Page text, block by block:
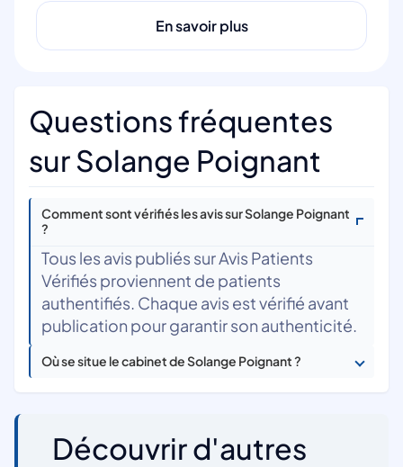
En savoir plus
Questions fréquentes
sur Solange Poignant
Comment sont vérifiés les avis sur Solange Poignant
?
Tous les avis publiés sur Avis Patients
Vérifiés proviennent de patients
authentifiés. Chaque avis est vérifié avant
publication pour garantir son authenticité.
Où se situe le cabinet de Solange Poignant ?
Découvrir d'autres